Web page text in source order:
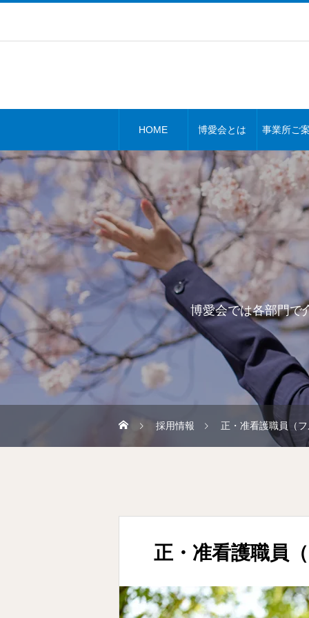
HOME 博愛会とは 事業所ご
博愛会では各部門で
採用情報 正・准看護職員（
正・准看護職員